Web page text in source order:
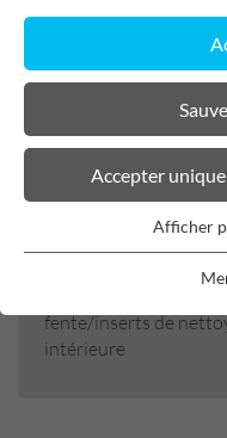
PROTECTION DES EAUX
URBANISME,
Filtrer les
fente/inserts de
intérieure
Accepter
Afficher